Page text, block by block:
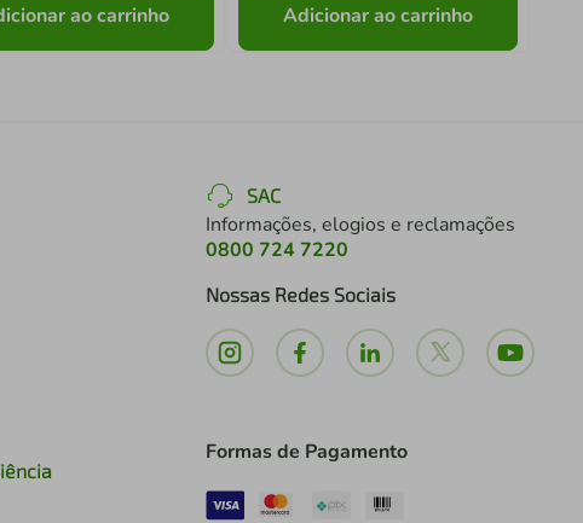
ao carrinho Adicionar ao carrinho
SAC
Informações, elogios e reclamações
0800 724 7220
Nossas Redes Sociais
Formas de Pagamento